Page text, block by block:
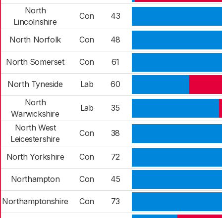
North
Lincolnshire
Con 43
North Norfolk Con 48
North Somerset Con 61
North Tyneside Lab
60
North
Warwickshire
Lab
35
North West
Leicestershire
Con 38
North Yorkshire Con 72
Northampton Con 45
Northamptonshire Con 73